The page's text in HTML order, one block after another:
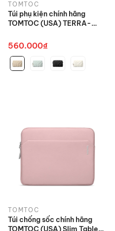
TOMTOC
Túi phụ kiện chính hãng
TOMTOC (USA) TERRA-
Shore cao cấp
560.000₫
TOMTOC
Túi chống sốc chính hãng
TOMTOC (USA) Slim Tablet